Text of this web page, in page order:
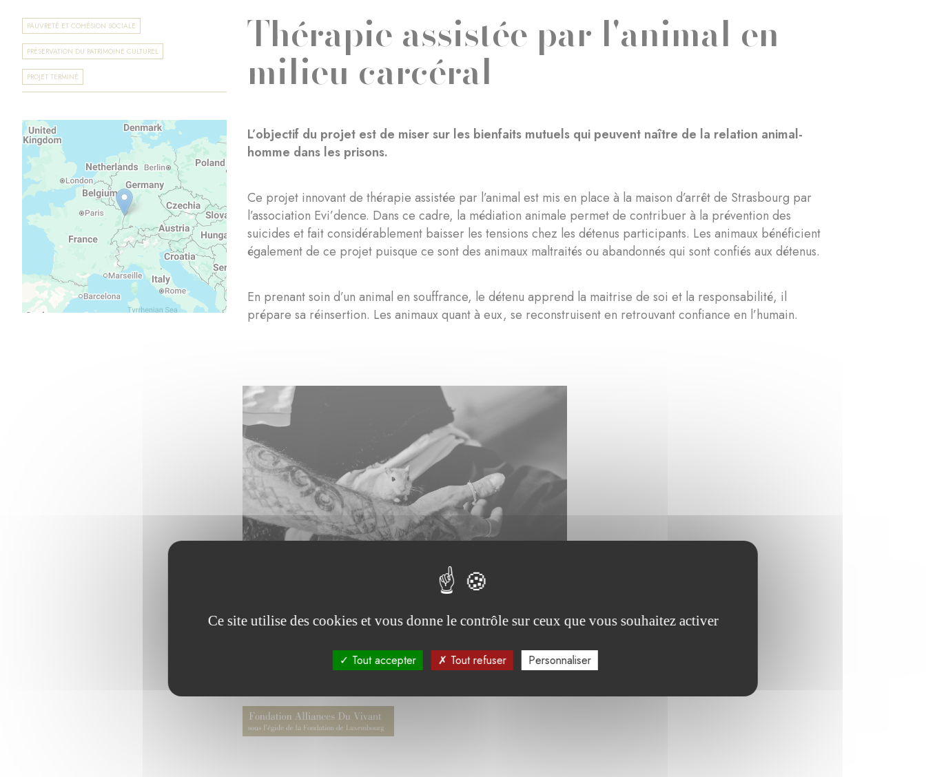
PAUVRETÉ ET COHÉSION SOCIALE
PRÉSERVATION DU PATRIMOINE CULTUREL
PROJET TERMINÉ
Thérapie assistée par l'animal en
milieu carcéral
L’objectif du projet est de miser sur les bienfaits mutuels qui peuvent naître de la relation animal-
homme dans les prisons.
Ce projet innovant de thérapie assistée par l’animal est mis en place à la maison d’arrêt de Strasbourg par
l’association Evi’dence. Dans ce cadre, la médiation animale permet de contribuer à la prévention des
suicides et fait considérablement baisser les tensions chez les détenus participants. Les animaux bénéficient
également de ce projet puisque ce sont des animaux maltraités ou abandonnés qui sont confiés aux détenus.
En prenant soin d’un animal en souffrance, le détenu apprend la maitrise de soi et la responsabilité, il
prépare sa réinsertion. Les animaux quant à eux, se reconstruisent en retrouvant confiance en l’humain.
Ce site utilise des cookies et vous donne le contrôle sur ceux que vous souhaitez activer
Tout accepter Tout refuser Personnaliser